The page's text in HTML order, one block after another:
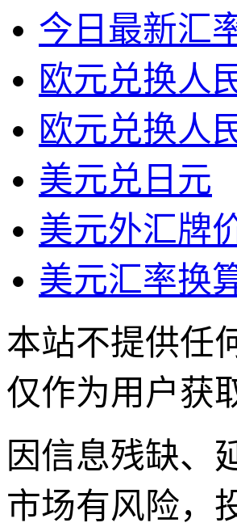
今日最新汇
欧元兑换人
欧元兑换人
美元兑日元
美元外汇牌
美元汇率换
本站不提供任
仅作为用户获
因信息残缺、
市场有风险，